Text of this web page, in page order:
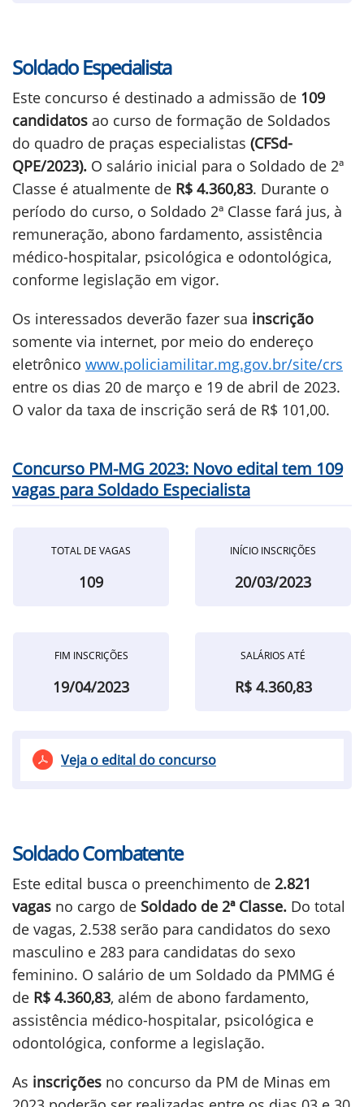
Soldado Especialista
Este concurso é destinado a admissão de 109
candidatos ao curso de formação de Soldados
do quadro de praças especialistas (CFSd-
QPE/2023). O salário inicial para o Soldado de 2ª
Classe é atualmente de R$ 4.360,83. Durante o
período do curso, o Soldado 2ª Classe fará jus, à
remuneração, abono fardamento, assistência
médico-hospitalar, psicológica e odontológica,
conforme legislação em vigor.
Os interessados deverão fazer sua inscrição
somente via internet, por meio do endereço
eletrônico www.policiamilitar.mg.gov.br/site/crs
entre os dias 20 de março e 19 de abril de 2023.
O valor da taxa de inscrição será de R$ 101,00.
Concurso PM-MG 2023: Novo edital tem 109
vagas para Soldado Especialista
TOTAL DE VAGAS
109
INÍCIO INSCRIÇÕES
20/03/2023
FIM INSCRIÇÕES
19/04/2023
SALÁRIOS ATÉ
R$ 4.360,83
Veja o edital do concurso
Soldado Combatente
Este edital busca o preenchimento de 2.821
vagas no cargo de Soldado de 2ª Classe. Do total
de vagas, 2.538 serão para candidatos do sexo
masculino e 283 para candidatas do sexo
feminino. O salário de um Soldado da PMMG é
de R$ 4.360,83, além de abono fardamento,
assistência médico-hospitalar, psicológica e
odontológica, conforme a legislação.
As inscrições no concurso da PM de Minas em